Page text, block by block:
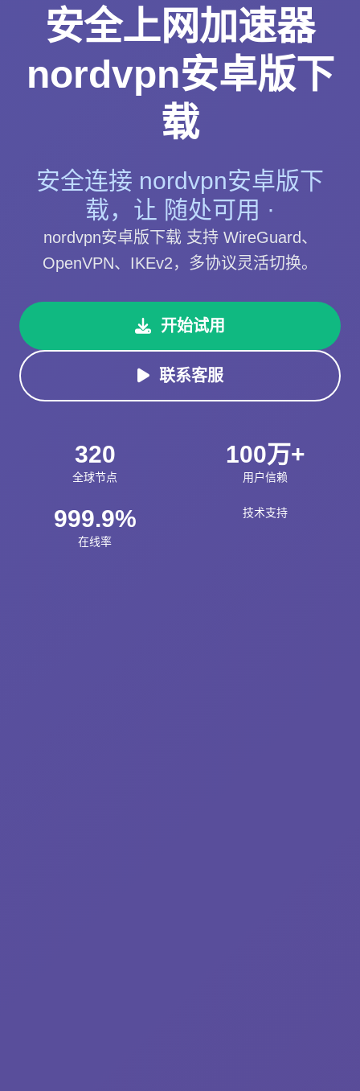
安全上网加速器
nordvpn安卓版下
载
安全连接 nordvpn安卓版下
载，让 随处可用 ·
nordvpn安卓版下载 支持 WireGuard、
OpenVPN、IKEv2，多协议灵活切换。
开始试用
联系客服
320
全球节点
100万+
用户信赖
999.9%
在线率
技术支持